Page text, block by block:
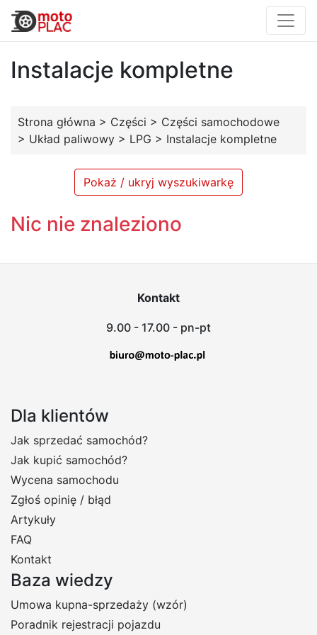
Instalacje kompletne
Strona główna > Części > Części samochodowe
> Układ paliwowy > LPG > Instalacje kompletne
Pokaż / ukryj wyszukiwarkę
Nic nie znaleziono
Kontakt
9.00 - 17.00 - pn-pt
Dla klientów
Jak sprzedać samochód?
Jak kupić samochód?
Wycena samochodu
Zgłoś opinię / błąd
Artykuły
FAQ
Kontakt
Baza wiedzy
Umowa kupna-sprzedaży (wzór)
Poradnik rejestracji pojazdu